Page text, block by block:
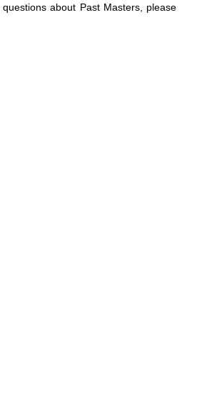
about Past Masters, please